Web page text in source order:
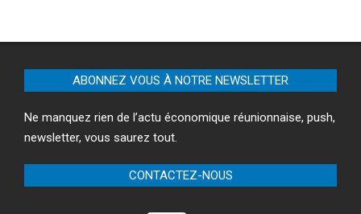
ABONNEZ VOUS À NOTRE NEWSLETTER
Ne manquez rien de l’actu économique réunionnaise, push,
newsletter, vous saurez tout.
CONTACTEZ-NOUS